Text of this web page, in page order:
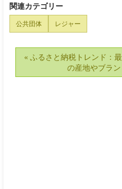
関連カテゴリー
公共団体 レジャー
« ふるさと納税トレンド：
の産地やブラン